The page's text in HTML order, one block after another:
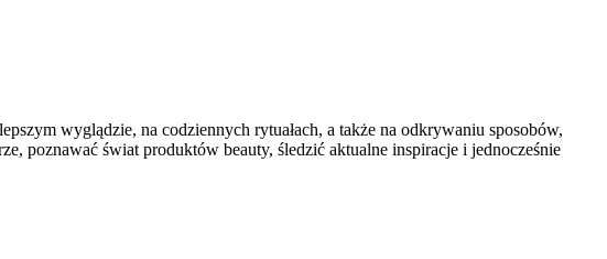
wyglądzie, na codziennych rytuałach, a także na odkrywaniu sposobów,
poznawać świat produktów beauty, śledzić aktualne inspiracje i jednocześnie